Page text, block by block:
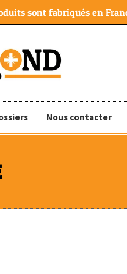
sont fabriqués en
Nous contacter